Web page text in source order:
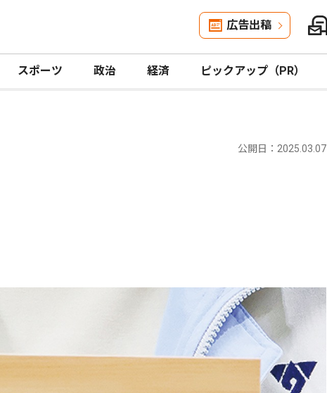
広告出稿
スポーツ 政治 経済 ピックアップ（PR）
公開日：2025.03.07